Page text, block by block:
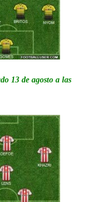
13 de agosto a las